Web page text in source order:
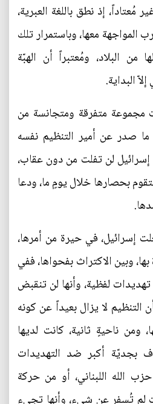
مُعتاداً، إذ نطق باللغة العبرية،
معها، وباستمرار تلك
من البلاد، ومُعتبراً أن الهبّة
البداية.
متفرقة ومتجانسة من
ما صدر عن أمير التنظيم نفسه
إسرائيل لن تفلت من دون عقاب،
بحصارها خلال يومٍ ما، ودعا
إسرائيل، في حيرة من أمرها،
بها، وبين الاكتراث بفحواها، ففي
لفظية، وأنها لن تنقبض
التنظيم لا يزال بعيداً عن كونه
ومن ناحيةٍ ثانية، كانت لديها
بجديّة أكبر ضد التهديدات
الله اللبناني، أو من حركة